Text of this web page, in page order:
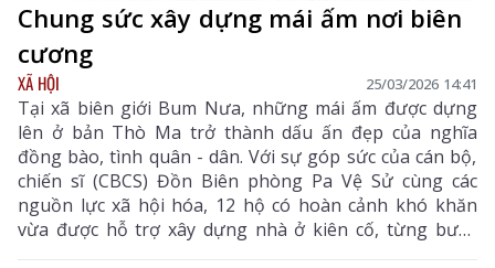
Chung sức xây dựng mái ấm nơi biên
cương
XÃ HỘI 25/03/2026 14:41
Tại xã biên giới Bum Nưa, những mái ấm được dựng
lên ở bản Thò Ma trở thành dấu ấn đẹp của nghĩa
đồng bào, tình quân - dân. Với sự góp sức của cán bộ,
chiến sĩ (CBCS) Đồn Biên phòng Pa Vệ Sử cùng các
nguồn lực xã hội hóa, 12 hộ có hoàn cảnh khó khăn
vừa được hỗ trợ xây dựng nhà ở kiên cố, từng bước
ổn định cuộc sống.